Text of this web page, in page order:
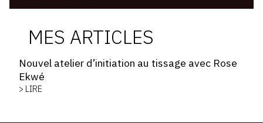
MES ARTICLES
Nouvel atelier d’initiation au tissage avec Rose
Ekwé
> LIRE